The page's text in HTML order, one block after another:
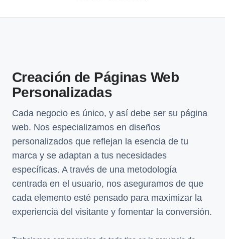
Creación de Páginas Web
Personalizadas
Cada negocio es único, y así debe ser su página
web. Nos especializamos en diseños
personalizados que reflejan la esencia de tu
marca y se adaptan a tus necesidades
específicas. A través de una metodología
centrada en el usuario, nos aseguramos de que
cada elemento esté pensado para maximizar la
experiencia del visitante y fomentar la conversión.